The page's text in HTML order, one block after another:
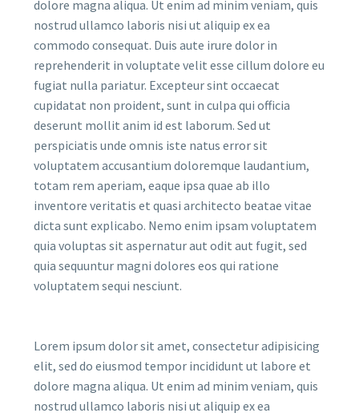
dolore magna aliqua. Ut enim ad minim veniam, quis
nostrud ullamco laboris nisi ut aliquip ex ea
commodo consequat. Duis aute irure dolor in
reprehenderit in voluptate velit esse cillum dolore eu
fugiat nulla pariatur. Excepteur sint occaecat
cupidatat non proident, sunt in culpa qui officia
deserunt mollit anim id est laborum. Sed ut
perspiciatis unde omnis iste natus error sit
voluptatem accusantium doloremque laudantium,
totam rem aperiam, eaque ipsa quae ab illo
inventore veritatis et quasi architecto beatae vitae
dicta sunt explicabo. Nemo enim ipsam voluptatem
quia voluptas sit aspernatur aut odit aut fugit, sed
quia sequuntur magni dolores eos qui ratione
voluptatem sequi nesciunt.
Lorem ipsum dolor sit amet, consectetur adipisicing
elit, sed do eiusmod tempor incididunt ut labore et
dolore magna aliqua. Ut enim ad minim veniam, quis
nostrud ullamco laboris nisi ut aliquip ex ea